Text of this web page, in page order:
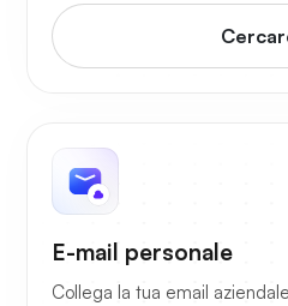
E-mail personale
Collega la tua email